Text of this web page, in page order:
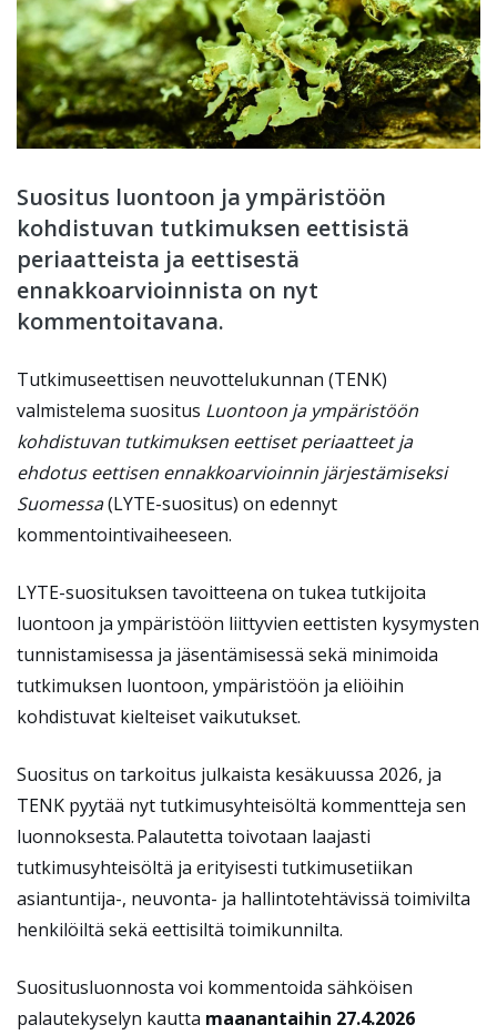
Suositus luontoon ja ympäristöön
kohdistuvan tutkimuksen eettisistä
periaatteista ja eettisestä
ennakkoarvioinnista on nyt
kommentoitavana.
Tutkimuseettisen neuvottelukunnan (TENK)
valmistelema suositus Luontoon ja ympäristöön
kohdistuvan tutkimuksen eettiset periaatteet ja
ehdotus eettisen ennakkoarvioinnin järjestämiseksi
Suomessa(LYTE-suositus) on edennyt
kommentointivaiheeseen.
LYTE-suosituksen tavoitteena on tukea tutkijoita
luontoon ja ympäristöön liittyvien eettisten kysymysten
tunnistamisessa ja jäsentämisessä sekä minimoida
tutkimuksen luontoon, ympäristöön ja eliöihin
kohdistuvat kielteiset vaikutukset.
Suositus on tarkoitus julkaista kesäkuussa 2026, ja
TENK pyytää nyt tutkimusyhteisöltä kommentteja sen
luonnoksesta.Palautetta toivotaan laajasti
tutkimusyhteisöltä ja erityisesti tutkimusetiikan
asiantuntija-, neuvonta- ja hallintotehtävissä toimivilta
henkilöiltä sekä eettisiltä toimikunnilta.
Suositusluonnosta voi kommentoida sähköisen
palautekyselyn kautta maanantaihin 27.4.2026